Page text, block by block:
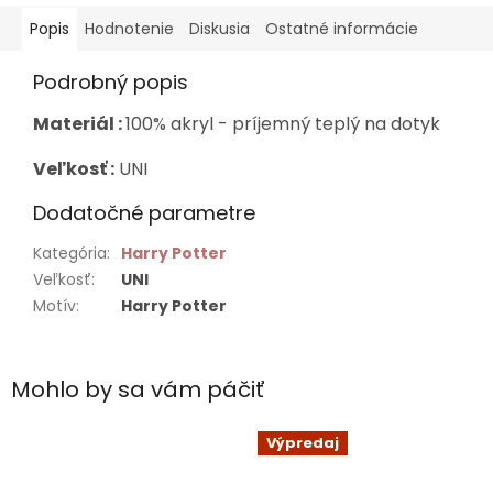
Mohlo by sa vám páčiť
Výpredaj
Popis Hodnotenie Diskusia Ostatné informácie
Podrobný popis
Materiál :100% akryl - príjemný teplý na dotyk
Veľkosť : UNI
Dodatočné parametre
Kategória: Harry Potter
Veľkosť:
UNI
Motív: Harry Potter